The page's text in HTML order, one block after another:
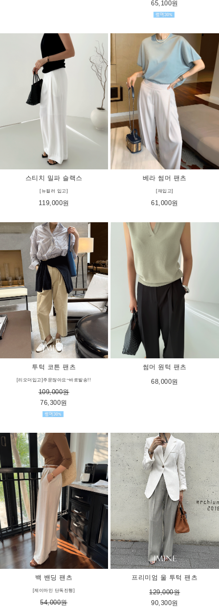
65,100원
스티치 밀파 슬랙스
[뉴컬러 입고]
119,000원
베라 썸머 팬츠
[재입고]
61,000원
투턱 코튼 팬츠
[리오더입고]주문많아요~바로발송!!
109,000원
76,300원
썸머 원턱 팬츠
68,000원
백 밴딩 팬츠
[제이마인 단독진행]
54,000원
프리미엄 울 투턱 팬츠
129,000원
90,300원